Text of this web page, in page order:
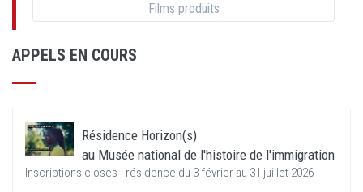
Films produits
APPELS EN COURS
Résidence Horizon(s)
au Musée national de l'histoire de l'immigration
Inscriptions closes - résidence du 3 février au 31 juillet 2026